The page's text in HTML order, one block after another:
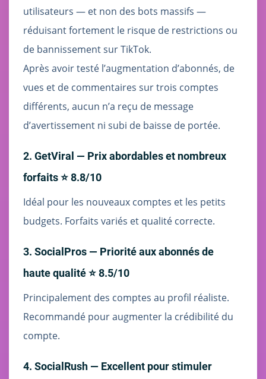
utilisateurs — et non des bots massifs —
réduisant fortement le risque de restrictions ou
de bannissement sur TikTok.
Après avoir testé l’augmentation d’abonnés, de
vues et de commentaires sur trois comptes
différents, aucun n’a reçu de message
d’avertissement ni subi de baisse de portée.
2. GetViral — Prix abordables et nombreux
forfaits ⭐ 8.8/10
Idéal pour les nouveaux comptes et les petits
budgets. Forfaits variés et qualité correcte.
3. SocialPros — Priorité aux abonnés de
haute qualité ⭐ 8.5/10
Principalement des comptes au profil réaliste.
Recommandé pour augmenter la crédibilité du
compte.
4. SocialRush — Excellent pour stimuler